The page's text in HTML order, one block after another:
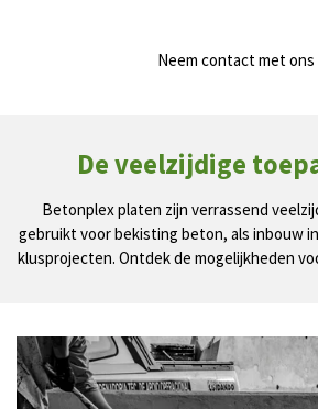
Neem contact met ons
De veelzijdige
Betonplex platen zijn verrassend
gebruikt voor bekisting beton, als inbouw
klusprojecten. Ontdek de mogelijkheden